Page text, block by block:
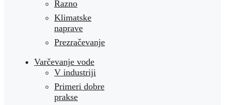
Razno
Klimatske
naprave
Prezračevanje
Varčevanje vode
V industriji
Primeri dobre
prakse